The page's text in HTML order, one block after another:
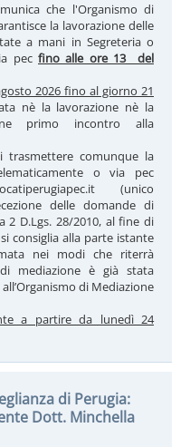
che l'Organismo di
la lavorazione delle
a mani in Segreteria o
pec fino alle ore 13 del
2026 fino al giorno 21
nè la lavorazione nè la
primo incontro alla
trasmettere comunque la
o via pec
(unico
delle domande di
2 D.Lgs. 28/2010, al fine di
consiglia alla parte istante
nei modi che riterrà
mediazione è già stata
di Mediazione
a partire da lunedì 24
di Perugia:
Dott. Minchella